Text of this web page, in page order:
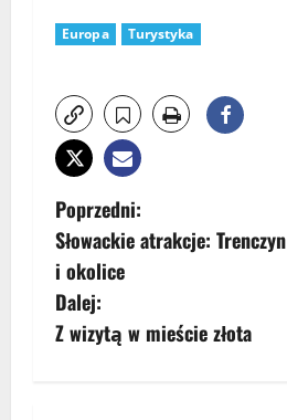
Europa Turystyka
Z
o
b
a
Poprzedni:
Słowackie atrakcje: Trenczyn
i okolice
Dalej:
Z wizytą w mieście złota